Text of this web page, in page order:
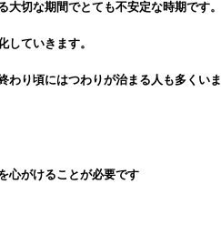
大切な期間でとても不安定な時期です。
していきます。
わり頃にはつわりが治まる人も多くいま
心がけることが必要です